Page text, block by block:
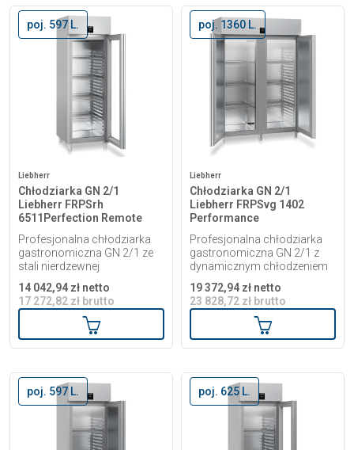
poj. 597 L.
Liebherr
Chłodziarka GN 2/1
Liebherr FRPSrh
6511Perfection Remote
Profesjonalna chłodziarka
gastronomiczna GN 2/1 ze
stali nierdzewnej
14 042,94 zł netto
17 272,82 zł brutto
Dodaj do koszyka
poj. 1360 L.
Liebherr
Chłodziarka GN 2/1
Liebherr FRPSvg 1402
Performance
Profesjonalna chłodziarka
gastronomiczna GN 2/1 z
dynamicznym chłodzeniem
19 372,94 zł netto
23 828,72 zł brutto
Dodaj do
poj. 597 L. poj. 625 L.